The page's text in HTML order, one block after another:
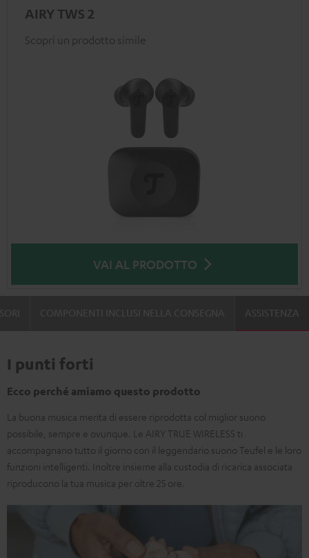
AIRY TWS 2
Scopri un prodotto simile
VAI AL PRODOTTO
ASSISTENZA
I punti forti
Ecco perché amiamo questo prodotto
La buona musica merita di essere riprodotta col miglior suono
possibile, sempre e ovunque. Le AIRY TRUE WIRELESS ti
accompagnano tutto il giorno con il leggendario suono Teufel e le loro
funzioni intelligenti. Inoltre insieme alla custodia di ricarica associata
riproducono la tua musica per oltre 25 ore.